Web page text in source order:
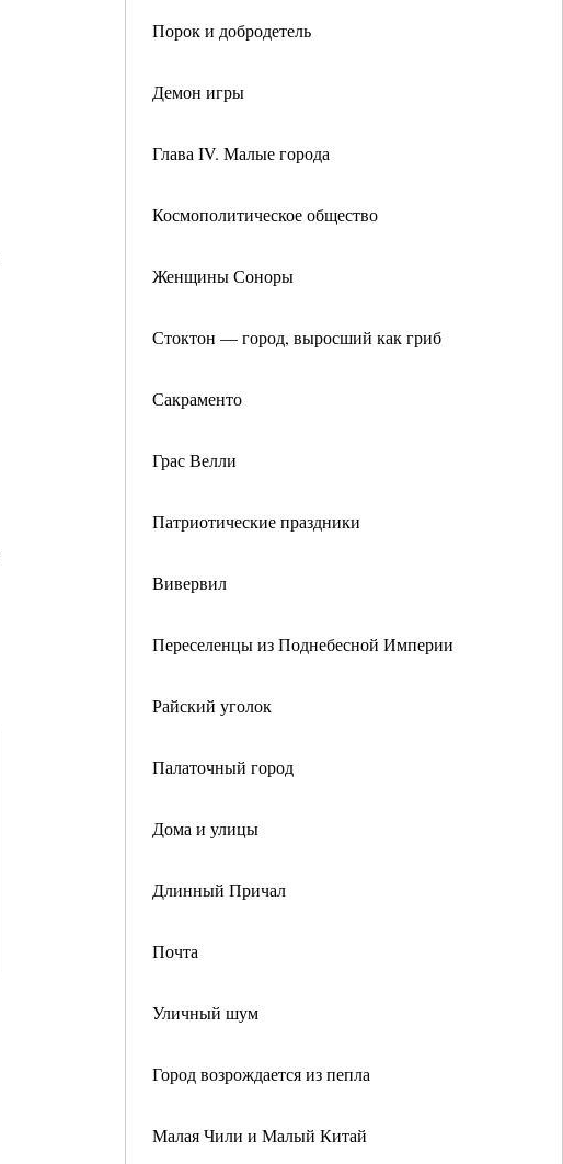
Порок и добродетель
Демон игры
Глава IV. Малые города
Космополитическое общество
Женщины Соноры
Стоктон — город, выросший как гриб
Сакраменто
Грас Велли
Патриотические праздники
Вивервил
Переселенцы из Поднебесной Империи
Райский уголок
Палаточный город
Дома и улицы
Длинный Причал
Почта
Уличный шум
Город возрождается из пепла
Малая Чили и Малый Китай